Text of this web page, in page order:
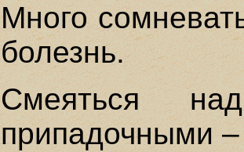
Много
болезнь.
Смеяться
припадочными –